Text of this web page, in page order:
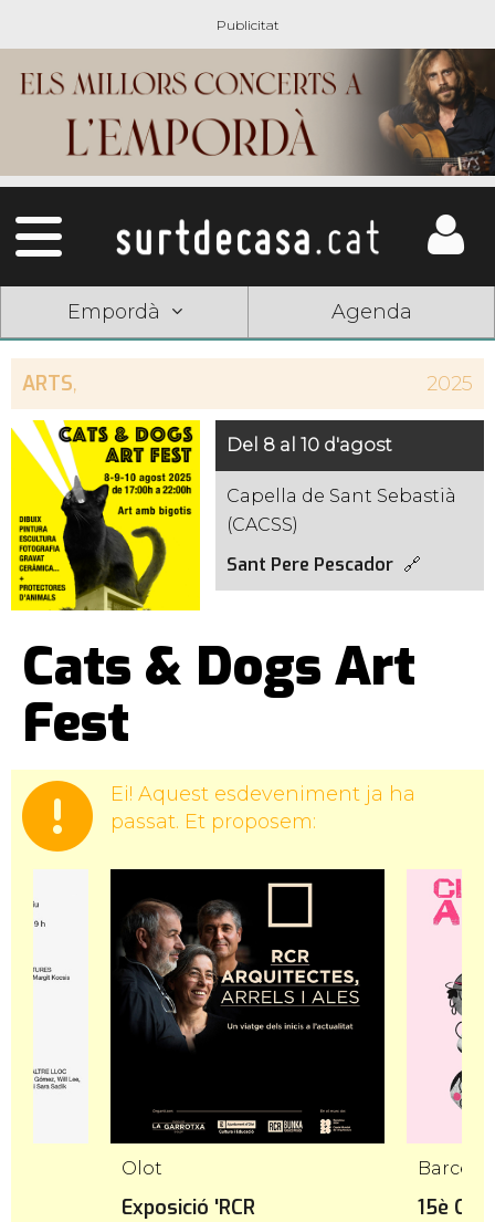
Empordà Agenda
ARTS, 2025
Del 8 al 10 d'agost
Capella de Sant Sebastià
(CACSS)
Sant Pere Pescador
Cats & Dogs Art
Fest
Ei! Aquest esdeveniment ja ha
passat. Et proposem:
Olot
Exposició 'RCR
15è